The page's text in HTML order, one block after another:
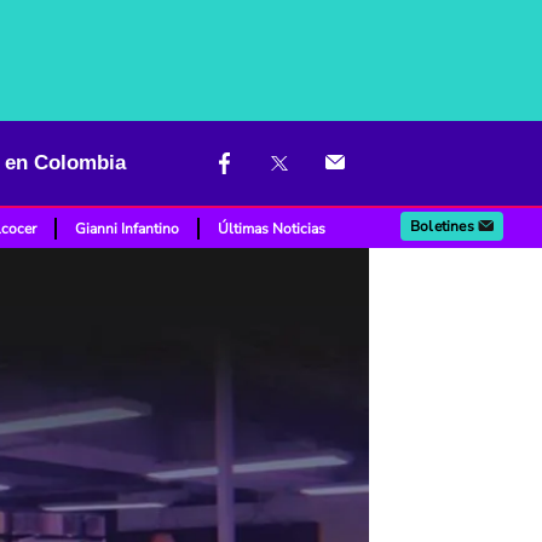
Colombia
Gianni Infantino Últimas Noticias Boletines